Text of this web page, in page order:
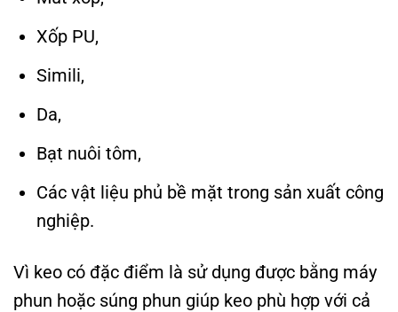
Xốp PU,
Simili,
Da,
Bạt nuôi tôm,
Các vật liệu phủ bề mặt trong sản xuất công
nghiệp.
Vì keo có đặc điểm là sử dụng được bằng máy
phun hoặc súng phun giúp keo phù hợp với cả